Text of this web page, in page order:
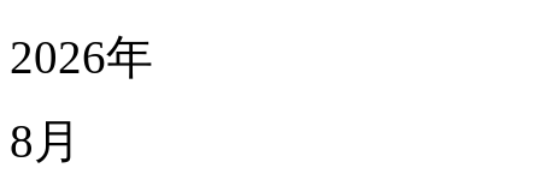
2026年
8月